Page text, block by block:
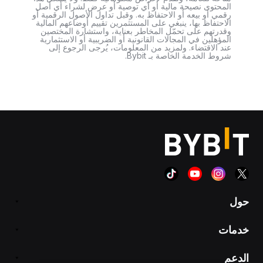
المحتوى نصيحة مالية أو أي توصية أو عرض لشراء أي أصل
رقمي أو بيعه أو الاحتفاظ به. وقبل تداول الأصول الرقمية أو
الاحتفاظ بها، ينبغي على المستثمرين تقييم أوضاعهم المالية
وقدرتهم على تحمّل المخاطر بعناية، واستشارة المختصين
المؤهلين في المجالات القانونية أو الضريبية أو الاستثمارية
عند الاقتضاء. ولمزيد من المعلومات، يُرجى الرجوع إلى
شروط الخدمة الخاصة بـ Bybit.
حول
خدمات
الدعم